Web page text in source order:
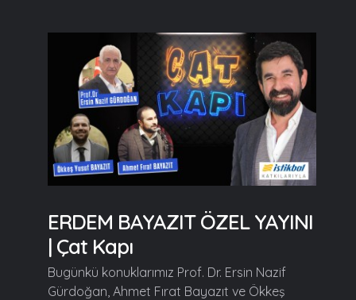
ERDEM BAYAZIT ÖZEL YAYINI
| Çat Kapı
Bugünkü konuklarımız Prof. Dr. Ersin Nazif
Gürdoğan, Ahmet Fırat Bayazıt ve Ökkeş